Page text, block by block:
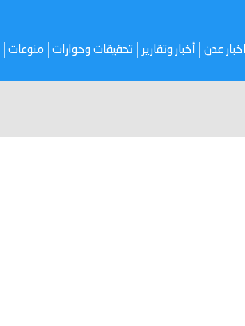
اخبار عدن أخبار وتقارير تحقيقات وحوارات منوعات